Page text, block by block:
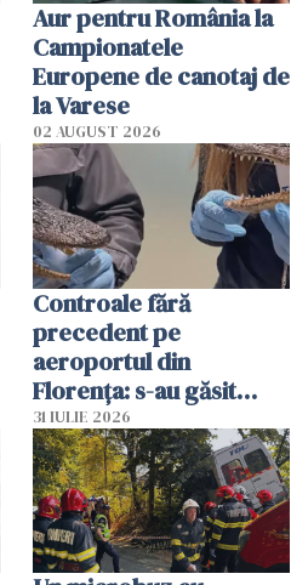
Aur pentru România la
Campionatele
Europene de canotaj de
la Varese
02 AUGUST 2026
Controale fără
precedent pe
aeroportul din
Florența: s-au găsit
capete de aligator și o
sumă imensă de bani
31 IULIE 2026